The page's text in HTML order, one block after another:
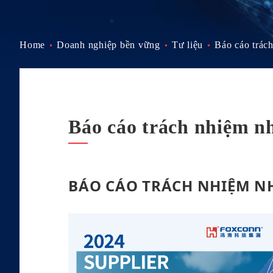
Home Doanh nghiệp bền vững Tư liệu Báo cáo
Báo cáo trách nhiệm
BÁO CÁO TRÁCH NHIỆM